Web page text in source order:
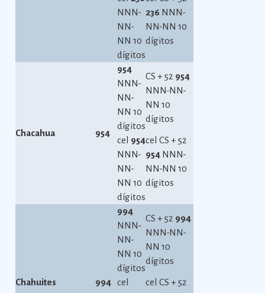
NNN-
NN-
NN 10
dígitos
236 NNN-
NN-NN 10
dígitos
Chacahua 954
954
NNN-
NN-
NN 10
dígitos
CS + 52 954
NNN-NN-
NN 10
dígitos
cel 954
NNN-
NN-
NN 10
dígitos
cel CS + 52
954 NNN-
NN-NN 10
dígitos
Chahuites 994
994
NNN-
NN-
NN 10
dígitos
CS + 52 994
NNN-NN-
NN 10
dígitos
cel
cel CS + 52